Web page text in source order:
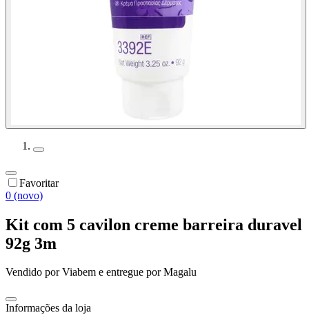
Favoritar
0 (novo)
Kit com 5 cavilon creme barreira duravel
92g 3m
Vendido porViabem e entregue por Magalu
Informações da loja